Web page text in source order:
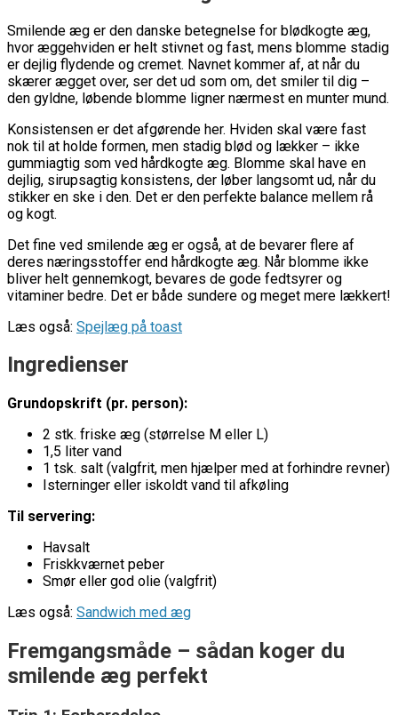
Smilende æg er den danske betegnelse for blødkogte æg,
hvor æggehviden er helt stivnet og fast, mens blomme stadig
er dejlig flydende og cremet. Navnet kommer af, at når du
skærer ægget over, ser det ud som om, det smiler til dig –
den gyldne, løbende blomme ligner nærmest en munter mund.
Konsistensen er det afgørende her. Hviden skal være fast
nok til at holde formen, men stadig blød og lækker – ikke
gummiagtig som ved hårdkogte æg. Blomme skal have en
dejlig, sirupsagtig konsistens, der løber langsomt ud, når du
stikker en ske i den. Det er den perfekte balance mellem rå
og kogt.
Det fine ved smilende æg er også, at de bevarer flere af
deres næringsstoffer end hårdkogte æg. Når blomme ikke
bliver helt gennemkogt, bevares de gode fedtsyrer og
vitaminer bedre. Det er både sundere og meget mere lækkert!
Læs også: Spejlæg på toast
Ingredienser
Grundopskrift (pr. person):
2 stk. friske æg (størrelse M eller L)
1,5 liter vand
1 tsk. salt (valgfrit, men hjælper med at forhindre revner)
Isterninger eller iskoldt vand til afkøling
Til servering:
Havsalt
Friskkværnet peber
Smør eller god olie (valgfrit)
Læs også: Sandwich med æg
Fremgangsmåde – sådan koger du
smilende æg perfekt